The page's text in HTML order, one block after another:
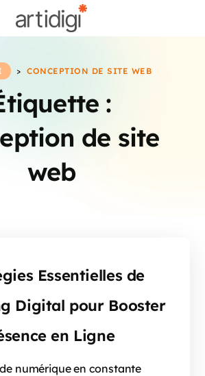
:
de site
web
> CONCEPTION DE SITE WEB
Essentielles de
Digital pour Booster
en Ligne
numérique en constante